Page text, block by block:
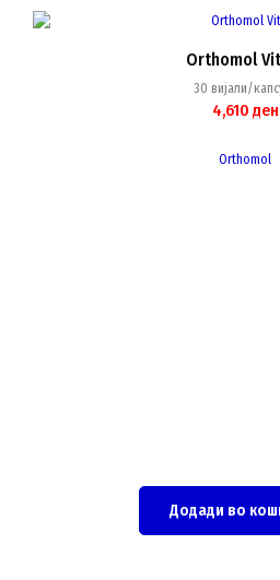
Orthomol
30 вијали/
4,610 ден
Orthomol
Додади во